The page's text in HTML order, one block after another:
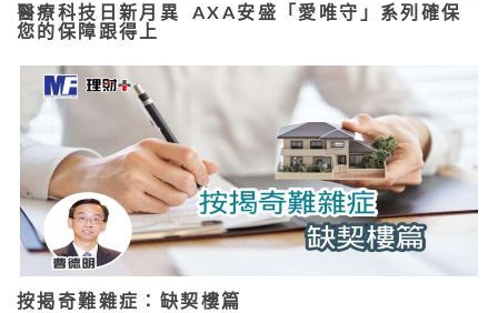
醫療科技日新月異 AXA安盛「愛唯守」系列確保
您的保障跟得上
按揭奇難雜症：缺契樓篇